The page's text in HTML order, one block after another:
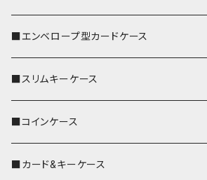
■エンベロープ型カードケース
■スリムキーケース
■コインケース
■カード&キーケース